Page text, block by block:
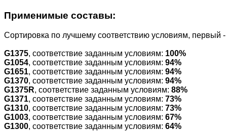
Применимые составы:
Cортировка по лучшему соответствию условиям, первый
G1375, соответствие заданным условиям: 100%
G1054, соответствие заданным условиям: 94%
G1651, соответствие заданным условиям: 94%
G1370, соответствие заданным условиям: 94%
G1375R, соответствие заданным условиям: 88%
G1371, соответствие заданным условиям: 73%
G1310, соответствие заданным условиям: 73%
G1003, соответствие заданным условиям: 67%
G1300, соответствие заданным условиям: 64%